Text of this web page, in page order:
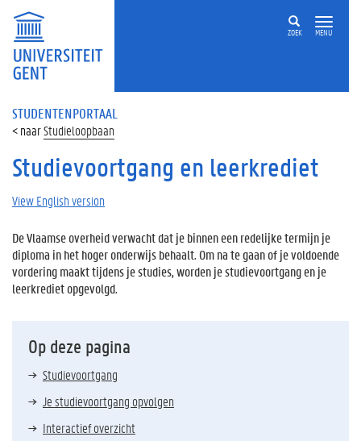
ZOEK MENU
STUDENTENPORTAAL
Studieloopbaan
Studievoortgang en leerkrediet
View English version
De Vlaamse overheid verwacht dat je binnen een redelijke termijn je
diploma in het hoger onderwijs behaalt. Om na te gaan of je voldoende
vordering maakt tijdens je studies, worden je studievoortgang en je
leerkrediet opgevolgd.
Op deze pagina
Studievoortgang
Je studievoortgang opvolgen
Interactief overzicht